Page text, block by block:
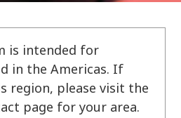
is intended for
in the Americas. If
region, please visit the
page for your area.